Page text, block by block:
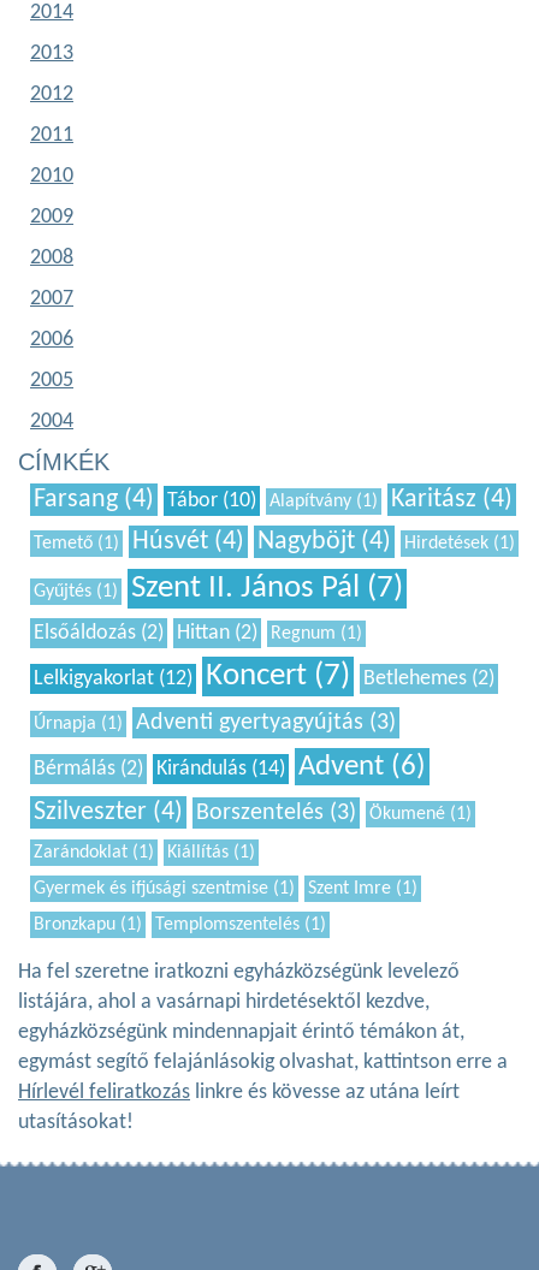
2014
2013
2012
2011
2010
2009
2008
2007
2006
2005
2004
CÍMKÉK
Farsang (4) Tábor (10) Alapítvány (1) Karitász (4)
Temető (1) Húsvét (4) Nagyböjt (4) Hirdetések (1)
Gyűjtés (1) Szent II. János Pál (7)
Elsőáldozás (2) Hittan (2) Regnum (1)
Lelkigyakorlat (12) Koncert (7) Betlehemes (2)
Úrnapja (1) Adventi gyertyagyújtás (3)
Bérmálás (2) Kirándulás (14) Advent (6)
Szilveszter (4) Borszentelés (3)
Ökumené (1)
Zarándoklat (1)
Kiállítás (1)
Gyermek és ifjúsági szentmise (1)
Szent Imre (1)
Bronzkapu (1)
Templomszentelés (1)
Ha fel szeretne iratkozni egyházközségünk levelező
listájára, ahol a vasárnapi hirdetésektől kezdve,
egyházközségünk mindennapjait érintő témákon át,
egymást segítő felajánlásokig olvashat, kattintson erre a
Hírlevél feliratkozás linkre és kövesse az utána leírt
utasításokat!